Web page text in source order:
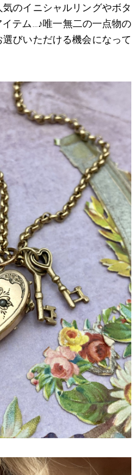
のイニシャルリングやボタ
テム…♪唯一無二の一点物の
びいただける機会になって